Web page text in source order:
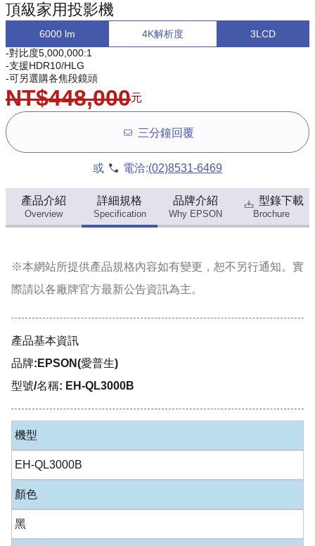
頂級家用投影機
6000 lm 4K解析度
3LCD
-對比度5,000,000:1
-支援HDR10/HLG
-可另選購各焦段鏡頭
NT$448,000元
三分鐘回覆
或 電洽:(02)8531-6469
產品介紹
Overview
詳細規格
Specification
品牌介紹
Why EPSON
型錄下載
Brochure
※本網站所提供產品規格內容如有變更，恕不另行通知。實
際請以各廠牌官方最新公告資訊為主。
產品基本資訊
品牌:EPSON(愛普生)
型號/名稱: EH-QL3000B
機型
EH-QL3000B
顏色
黑